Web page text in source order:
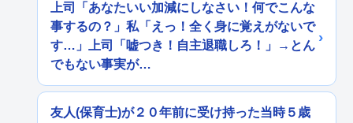
上司「あなたいい加減にしなさい！何でこんな
事するの？」私「えっ！全く身に覚えがないで
す…」上司「嘘つき！自主退職しろ！」→とん
でもない事実が…
友人(保育士)が２０年前に受け持った当時５歳